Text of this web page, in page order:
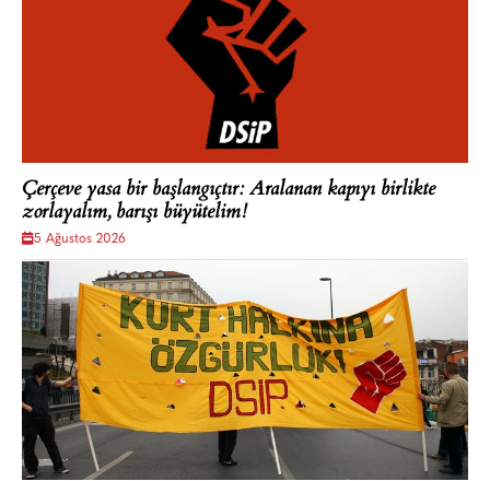
Çerçeve yasa bir başlangıçtır: Aralanan kapıyı birlikte
zorlayalım, barışı büyütelim!
5 Ağustos 2026